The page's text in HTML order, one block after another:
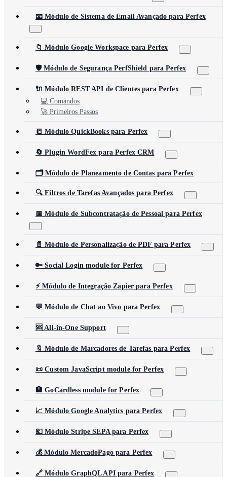
📧 Módulo de Sistema de Email Avançado para Perfex
📁 Módulo Google Workspace para Perfex
🛡️ Módulo de Segurança PerfShield para Perfex
🔌 Módulo REST API de Clientes para Perfex
💻 Comandos
🚀 Primeiros Passos
📒 Módulo QuickBooks para Perfex
🔄 Plugin WordFex para Perfex CRM
🗂️ Módulo de Planeamento de Contas para Perfex
🔍 Filtros de Tarefas Avançados para Perfex
📅 Módulo de Subcontratação de Pessoal para Perfex
📄 Módulo de Personalização de PDF para Perfex
🔑 Social Login module for Perfex
⚡ Módulo de Integração Zapier para Perfex
💬 Módulo de Chat ao Vivo para Perfex
🆘 All-in-One Support
🔖 Módulo de Marcadores de Tarefas para Perfex
📜 Custom JavaScript module for Perfex
🏦 GoCardless module for Perfex
📈 Módulo Google Analytics para Perfex
💶 Módulo Stripe SEPA para Perfex
💰 Módulo MercadoPago para Perfex
🔗 Módulo GraphQL API para Perfex